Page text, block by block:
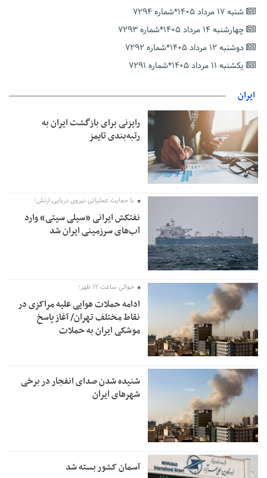
بخش دوم گفت‌وگوی پزشکیان با مردم امشب پخش می‌شود
جزئیات فعال‌سازی «کیف پول ایران» اعلام شد
حمایت از مرزنشینان نباید به زیان تولید باشد/مواد اولیه با کولبری
وارد شود
امیر اکرمی‌نیا: ارتش کاملاً آماده است
شنبه ۱۷ مرداد ۱۴۰۵*شماره ۷۲۹۴
چهارشنبه ۱۴ مرداد ۱۴۰۵*شماره ۷۲۹۳
دوشنبه ۱۲ مرداد ۱۴۰۵*شماره ۷۲۹۲
یکشنبه ۱۱ مرداد ۱۴۰۵*شماره ۷۲۹۱
ایران
رایزنی برای بازگشت ایران به
رتبه‌بندی تایمز
با حمایت عملیاتی نیروی دریایی ارتش؛
نفتکش ایرانی «سیلی سیتی» وارد
آب‌های سرزمینی ایران شد
حوالی ساعت ۱۲ ظهر؛
ادامه حملات هوایی علیه مراکزی در
نقاط مختلف تهران/ آغاز پاسخ
موشکی ایران به حملات
شنیده شدن صدای انفجار در برخی
شهرهای ایران
آسمان کشور بسته شد